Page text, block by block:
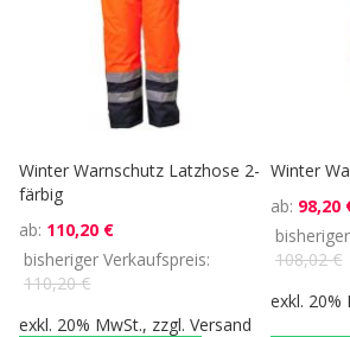
Winter Warnschutz Latzhose 2-
färbig
ab 110,20 €
bisheriger Verkaufspreis
110,20 €
exkl. 20% MwSt., zzgl.Versand
Winter
ab 98,20
108,02 €
exkl. 20%